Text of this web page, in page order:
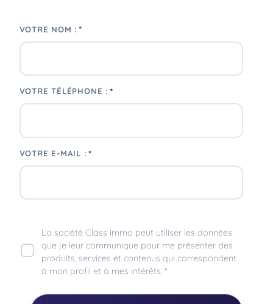
VOTRE NOM : *
VOTRE TÉLÉPHONE : *
VOTRE E-MAIL : *
La société Class Immo peut utiliser les données
que je leur communique pour me présenter des
produits, services et contenus qui correspondent
à mon profil et à mes intérêts. *